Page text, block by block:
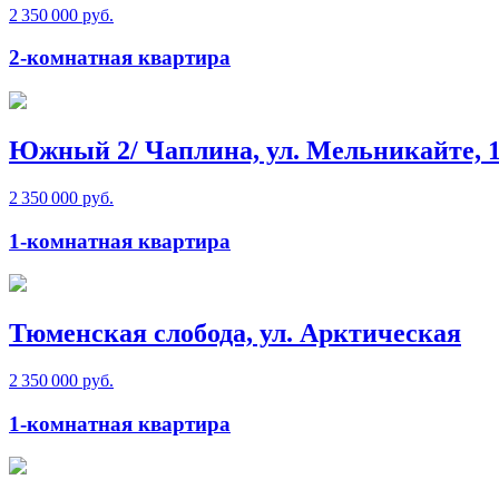
2 350 000 руб.
2-комнатная квартира
Южный 2/ Чаплина, ул. Мельникайте,
2 350 000 руб.
1-комнатная квартира
Тюменская слобода, ул. Арктическая
2 350 000 руб.
1-комнатная квартира